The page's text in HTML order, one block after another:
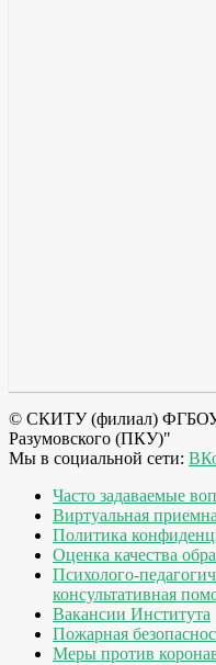
© СКИТУ (филиал)
Разумовского (ПКУ)"
Мы в социальной сети:
Часто задаваемые
Виртуальная
Политика
Оценка качества
Психолого-
консультативная
Вакансии Института
Пожарная
Меры против